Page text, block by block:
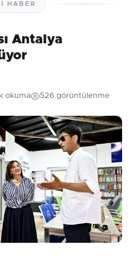
HABER
Antalya
okuma 526 görüntülenme